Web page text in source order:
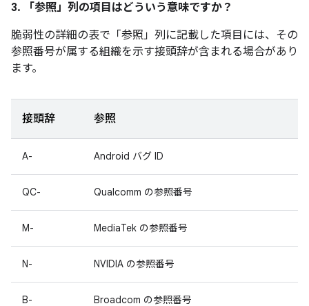
3. 「参照」 列の項目はどういう意味ですか？
脆弱性の詳細の表で「参照」 列に記載した項目には、その
参照番号が属する組織を示す接頭辞が含まれる場合があり
ます。
接頭辞 参照
A- Android バグ ID
QC- Qualcomm の参照番号
M- MediaTek の参照番号
N- NVIDIA の参照番号
B- Broadcom の参照番号